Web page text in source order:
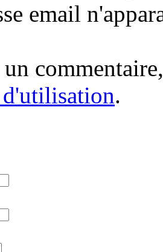
email
.